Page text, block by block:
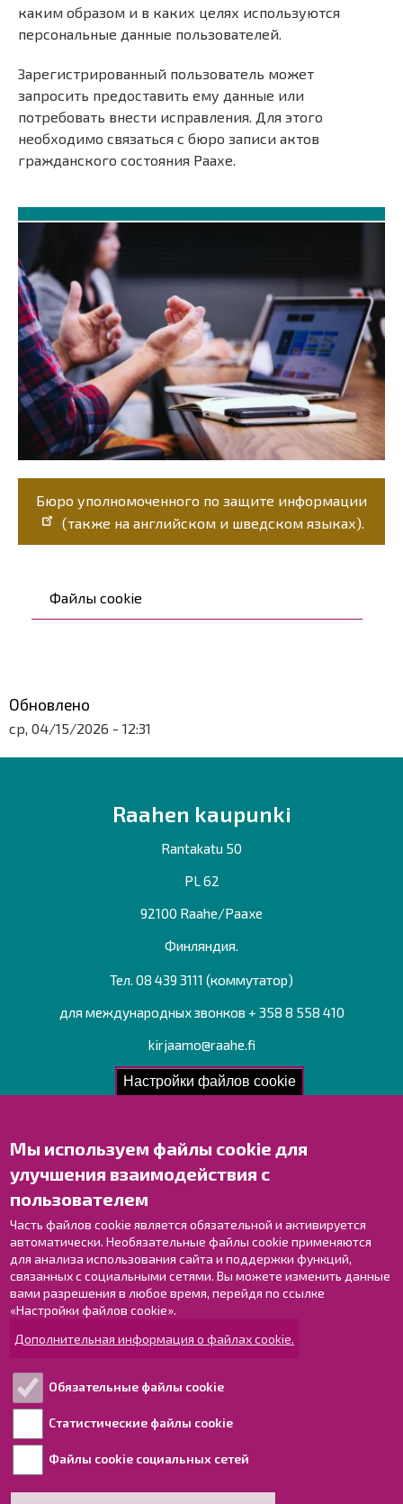
Настройки файлов cookie
Мы используем файлы cookie для
улучшения взаимодействия с
пользователем
Часть файлов cookie является обязательной и активируется
автоматически. Необязательные файлы cookie применяются
для анализа использования сайта и поддержки функций,
связанных с социальными сетями. Вы можете изменить данные
вами разрешения в любое время, перейдя по ссылке
«Настройки файлов cookie».
Дополнительная информация о файлах cookie.
Обязательные файлы cookie
Статистические файлы cookie
Файлы cookie социальных сетей
Päävalikko
Файлы cookie
каким образом и в каких целях используются
персональные данные пользователей.
Зарегистрированный пользователь может
запросить предоставить ему данные или
потребовать внести исправления. Для этого
необходимо связаться с бюро записи актов
гражданского состояния Раахе.
Бюро уполномоченного по защите информации
(также на английском и шведском языках).
Обновлено
ср, 04/15/2026 - 12:31
Raahen kaupunki
Rantakatu 50
PL 62
92100 Raahe/Раахе
Финляндия.
Тел. 08 439 3111 (коммутатор)
для международных звонков + 358 8 558 410
kirjaamo@raahe.fi
Рег. номер: 1791817-6
Свяжитесь с нами!
Оставьте отзыв
Контактные данные персонала
Карта с указателями
Раахе в Facebook
Раахе в Instagram
Раахе в YouTube
Ознакомьтесь!
Обработка персональных данных
Информация о доступности для людей с